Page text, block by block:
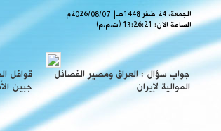
الجمعة، 24 صَفر 1448 هـ 2026/08/07م
الساعة الان:13:26:22 (ت.م.م)
جواب سؤال : العراق ومصير الفصائل
الموالية لإيران
قوافل
جبين